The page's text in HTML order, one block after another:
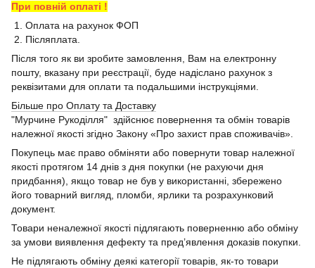
При повній оплаті !
1. Оплата на рахунок ФОП
2. Післяплата.
Після того як ви зробите замовлення, Вам на електронну
пошту, вказану при реєстрації, буде надіслано рахунок з
реквізитами для оплати та подальшими інструкціями.
Більше про Оплату та Доставку
"Мурчине Рукоділля" здійснює повернення та обмін товарів
належної якості згідно Закону «Про захист прав споживачів».
Покупець має право обміняти або повернути товар належної
якості протягом 14 днів з дня покупки (не рахуючи дня
придбання), якщо товар не був у використанні, збережено
його товарний вигляд, пломби, ярлики та розрахунковий
документ.
Товари неналежної якості підлягають поверненню або обміну
за умови виявлення дефекту та пред’явлення доказів покупки.
Не підлягають обміну деякі категорії товарів, як-то товари